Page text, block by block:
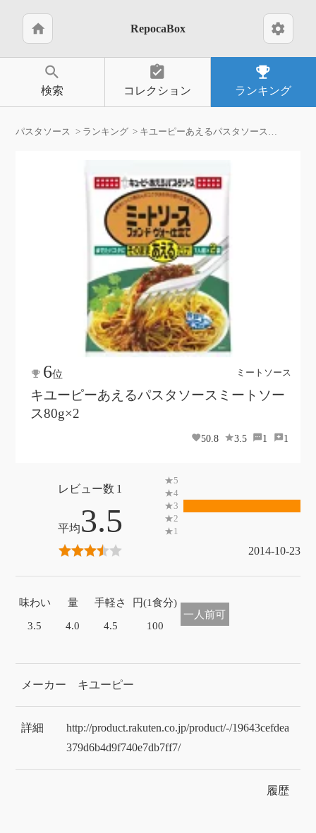
home RepocaBox settings
search
検索
assignment_turned_in
コレクション
emoji_events
ランキング
パスタソース ランキング
ミートソース
6位
キユーピーあえるパスタソースミートソー
ス80g×2
50.8 3.5 1 1
1
3.5
2014-10-23
味わい
3.5
量
4.0
手軽さ
4.5
円(1食分)
100
一人前可
メーカー キユーピー
詳細
http://product.rakuten.co.jp/product/-/19643cefdea
379d6b4d9f740e7db7ff7/
履歴